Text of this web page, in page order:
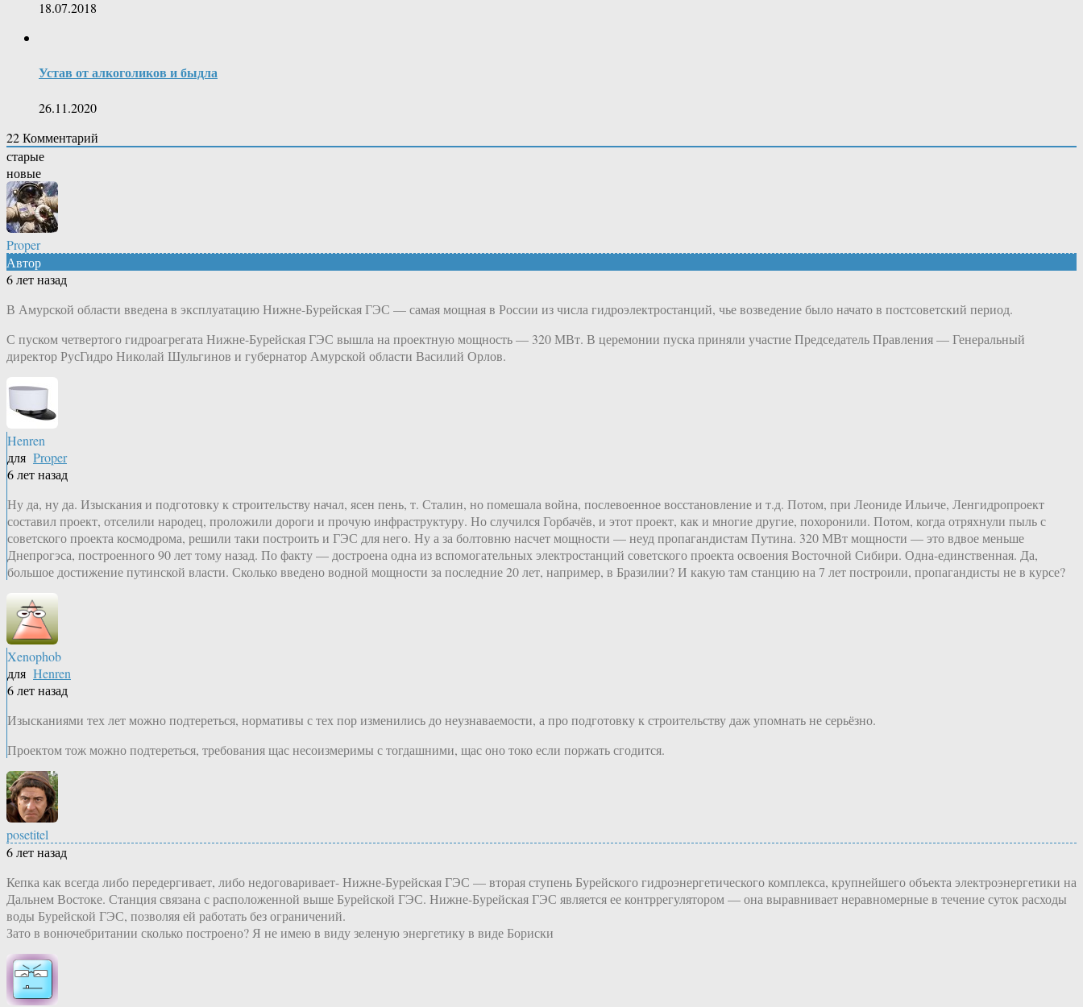
18.07.2018
Устав от алкоголиков и быдла
26.11.2020
22Комментарий
старые
новые
Proper
Автор
6 лет назад
В Амурской области введена в эксплуатацию Нижне-Бурейская ГЭС — самая мощная в России из числа гидроэлектростанций, чье возведение было начато в постсоветский период.
С пуском четвертого гидроагрегата Нижне-Бурейская ГЭС вышла на проектную мощность — 320 МВт. В церемонии пуска приняли участие Председатель Правления — Генеральный
директор РусГидро Николай Шульгинов и губернатор Амурской области Василий Орлов.
Henren
для Proper
6 лет назад
Ну да, ну да. Изыскания и подготовку к строительству начал, ясен пень, т. Сталин, но помешала война, послевоенное восстановление и т.д. Потом, при Леониде Ильиче, Ленгидропроект
составил проект, отселили народец, проложили дороги и прочую инфраструктуру. Но случился Горбачёв, и этот проект, как и многие другие, похоронили. Потом, когда отряхнули пыль с
советского проекта космодрома, решили таки построить и ГЭС для него. Ну а за болтовню насчет мощности — неуд пропагандистам Путина. 320 МВт мощности — это вдвое меньше
Днепрогэса, построенного 90 лет тому назад. По факту — достроена одна из вспомогательных электростанций советского проекта освоения Восточной Сибири. Одна-единственная. Да,
большое достижение путинской власти. Сколько введено водной мощности за последние 20 лет, например, в Бразилии? И какую там станцию на 7 лет построили, пропагандисты не в курсе?
Xenophob
для Henren
6 лет назад
Изысканиями тех лет можно подтереться, нормативы с тех пор изменились до неузнаваемости, а про подготовку к строительству даж упомнать не серьёзно.
Проектом тож можно подтереться, требования щас несоизмеримы с тогдашними, щас оно токо если поржать сгодится.
posetitel
6 лет назад
Кепка как всегда либо передергивает, либо недоговаривает- Нижне-Бурейская ГЭС — вторая ступень Бурейского гидроэнергетического комплекса, крупнейшего объекта электроэнергетики на
Дальнем Востоке. Станция связана с расположенной выше Бурейской ГЭС. Нижне-Бурейская ГЭС является ее контррегулятором — она выравнивает неравномерные в течение суток расходы
воды Бурейской ГЭС, позволяя ей работать без ограничений.
Зато в вонючебритании сколько построено? Я не имею в виду зеленую энергетику в виде Бориски